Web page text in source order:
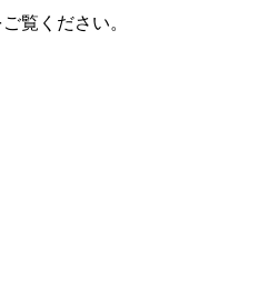
ご覧ください。